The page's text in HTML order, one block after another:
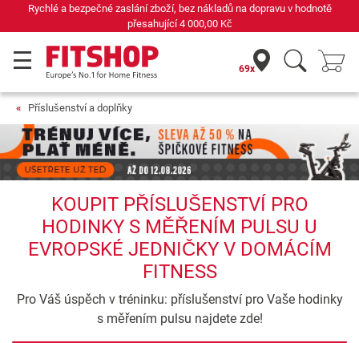
Rychlé a bezpečné zaslání zboží, bez nákladů na dopravu v hodnotě
přesahující4 000,00 Kč
69x
Příslušenství a doplňky
KOUPIT PŘÍSLUŠENSTVÍ PRO
HODINKY S MĚŘENÍM PULSU U
EVROPSKÉ JEDNIČKY V DOMÁCÍM
FITNESS
Pro Váš úspěch v tréninku: příslušenství pro Vaše hodinky
s měřením pulsu najdete zde!